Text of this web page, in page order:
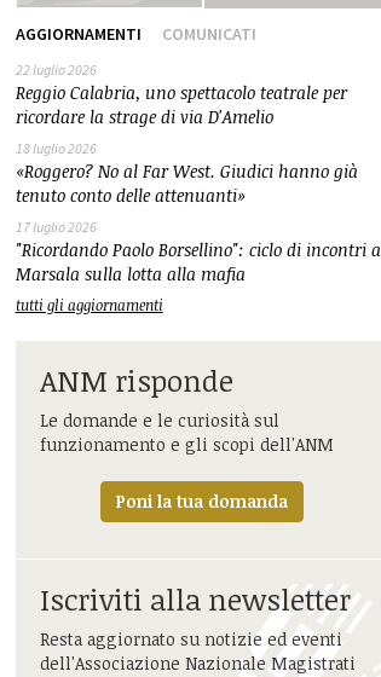
AGGIORNAMENTI COMUNICATI
22 luglio 2026
Reggio Calabria, uno spettacolo teatrale per
ricordare la strage di via D'Amelio
18 luglio 2026
«Roggero? No al Far West. Giudici hanno già
tenuto conto delle attenuanti»
17 luglio 2026
"Ricordando Paolo Borsellino": ciclo di incontri a
Marsala sulla lotta alla mafia
tutti gli aggiornamenti
ANM risponde
Le domande e le curiosità sul
funzionamento e gli scopi dell'ANM
Poni la tua domanda
Iscriviti alla newsletter
Resta aggiornato su notizie ed eventi
dell'Associazione Nazionale Magistrati